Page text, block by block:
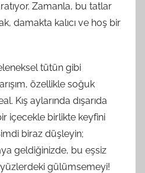
Zamanla, bu tatlar
damakta kalıcı ve hoş bir
tütün gibi
özellikle soğuk
Kış aylarında dışarıda
içecekle birlikte keyfini
biraz düşleyin;
geldiğinizde, bu eşsiz
yüzlerdeki gülümsemeyi!